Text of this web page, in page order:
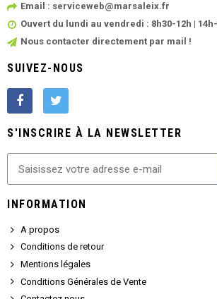
Email : serviceweb@marsaleix.fr
Ouvert du lundi au vendredi : 8h30-12h |
Nous contacter directement par mail !
SUIVEZ-NOUS
S'INSCRIRE À LA NEWSLETTER
INFORMATION
A propos
Conditions de retour
Mentions légales
Conditions Générales de Vente